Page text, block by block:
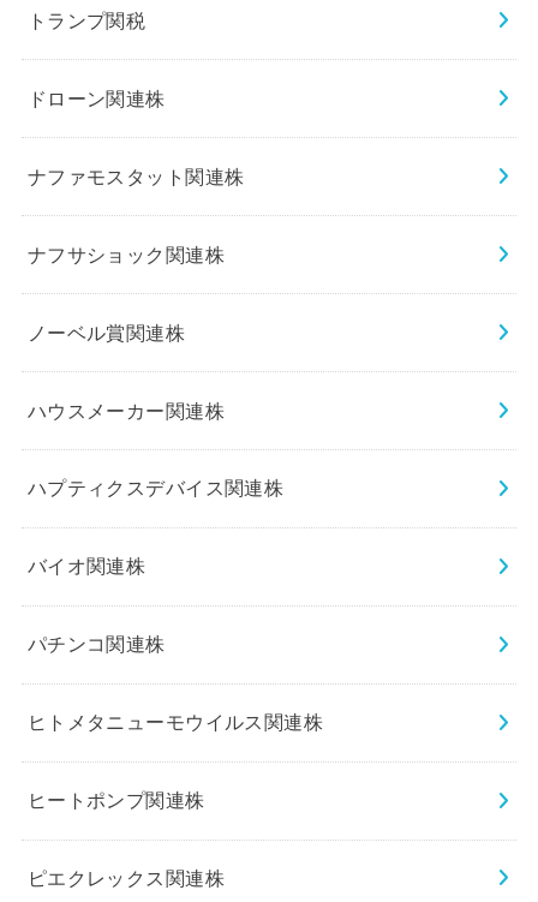
トランプ関税
ドローン関連株
ナファモスタット関連株
ナフサショック関連株
ノーベル賞関連株
ハウスメーカー関連株
ハプティクスデバイス関連株
バイオ関連株
パチンコ関連株
ヒトメタニューモウイルス関連株
ヒートポンプ関連株
ピエクレックス関連株